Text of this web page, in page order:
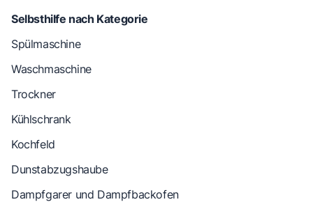
Selbsthilfe nach Kategorie
Spülmaschine
Waschmaschine
Trockner
Kühlschrank
Kochfeld
Dunstabzugshaube
Dampfgarer und Dampfbackofen